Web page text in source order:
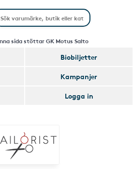
sida stöttar GK Motus Salto
Biobiljetter
Kampanjer
Logga in